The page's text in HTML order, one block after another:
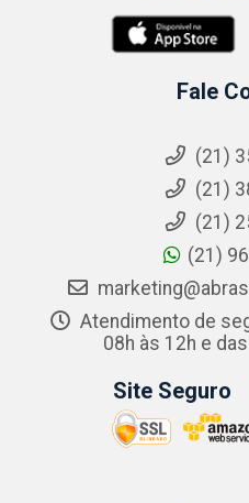
Fale
(21)
(21)
(21)
(21)
Atendimento de
08h às 12h e
Site Seguro